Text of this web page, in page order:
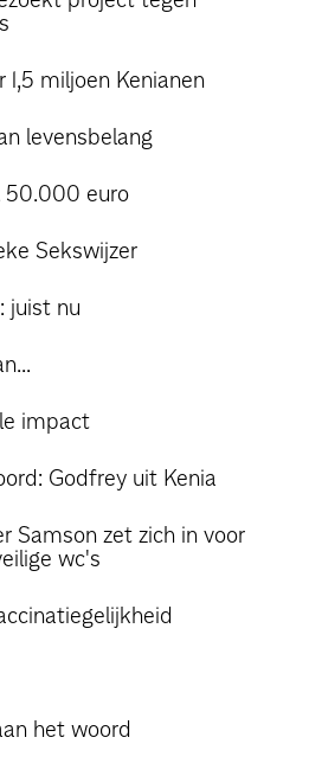
miljoen Kenianen
levensbelang
50.000 euro
Sekswijzer
juist nu
impact
Godfrey uit Kenia
Samson zet zich in voor
wc's
het woord